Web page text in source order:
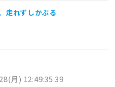
走れずしかぶる
月) 12:49:35.39